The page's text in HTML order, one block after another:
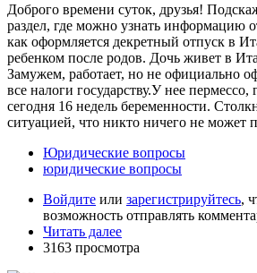
Доброго времени суток, друзья!
раздел, где можно узнать информацию
как оформляется декретный отпуск в
ребенком после родов. Дочь живет в
Замужем, работает, но не официально
все налоги государству.У нее пермессо,
сегодня 16 недель беременности.
ситуацией, что никто ничего не может
Юридические вопросы
юридические вопросы
Войдите или зарегистрируйтесь,
возможность отправлять
Читать далее
3163 просмотра